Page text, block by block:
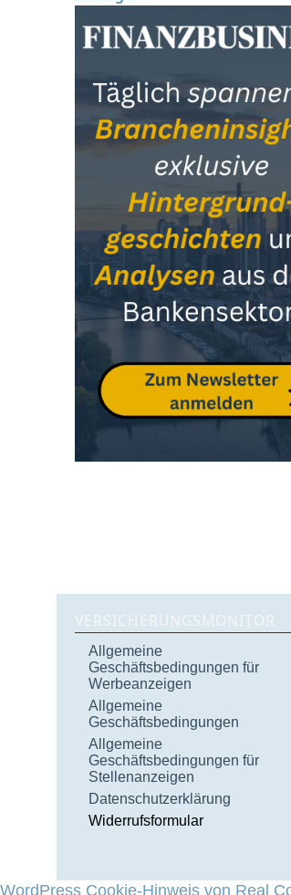
VERSICHERUNGSMONITOR
Allgemeine
Geschäftsbedingungen für
Werbeanzeigen
Allgemeine
Geschäftsbedingungen
Allgemeine
Geschäftsbedingungen für
Stellenanzeigen
Datenschutzerklärung
Widerrufsformular
WordPress Cookie-Hinweis von Real